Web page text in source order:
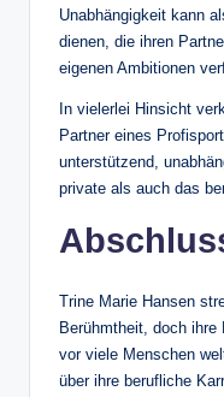
Unabhängigkeit kann
dienen, die ihren
eigenen Ambitionen
In vielerlei Hinsicht
Partner eines
unterstützend,
private als auch das
Trine Marie Hansen
Berühmtheit, doch
vor viele Menschen
über ihre berufliche